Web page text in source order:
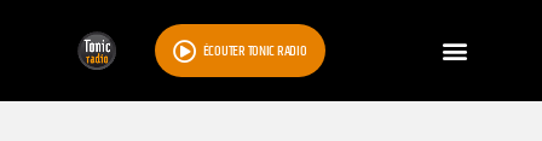
ÉCOUTER TONIC RADIO